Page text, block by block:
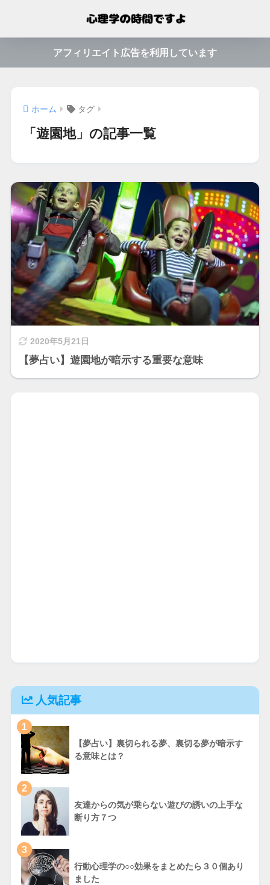
アフィリエイト広告を利用しています
ホーム タグ
「遊園地」の記事一覧
2020年5月21日
【夢占い】遊園地が暗示する重要な意味
人気記事
1
【夢占い】裏切られる夢、裏切る夢が暗示す
る意味とは？
2
友達からの気が乗らない遊びの誘いの上手な
断り方７つ
3
行動心理学の○○効果をまとめたら３０個あり
ました